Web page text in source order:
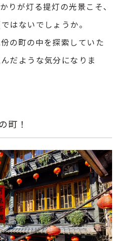
りが灯る提灯の光景こそ、
はないでしょうか。
の町の中を探索していた
だような気分になりま
町！